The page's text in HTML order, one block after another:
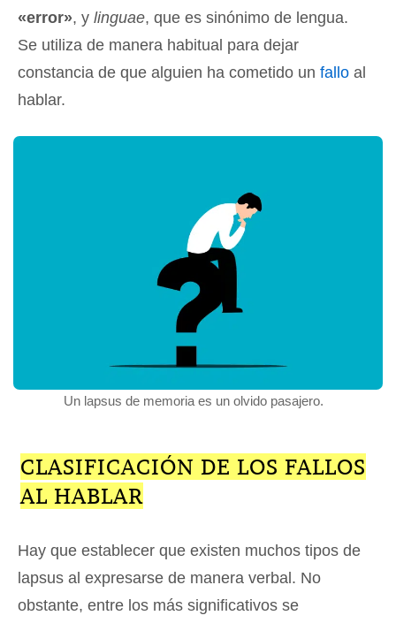
«error», y linguae, que es sinónimo de lengua.
Se utiliza de manera habitual para dejar
constancia de que alguien ha cometido un fallo al
hablar.
Un lapsus de memoria es un olvido pasajero.
CLASIFICACIÓN DE LOS FALLOS
AL HABLAR
Hay que establecer que existen muchos tipos de
lapsus al expresarse de manera verbal. No
obstante, entre los más significativos se